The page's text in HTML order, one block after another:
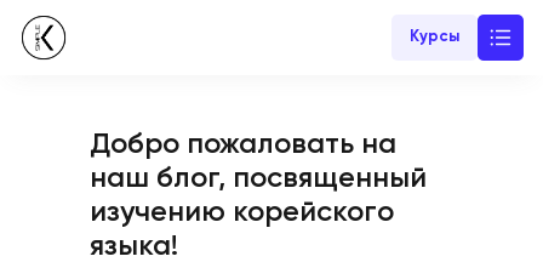
Курсы
Добро пожаловать на
наш блог, посвященный
изучению корейского
языка!